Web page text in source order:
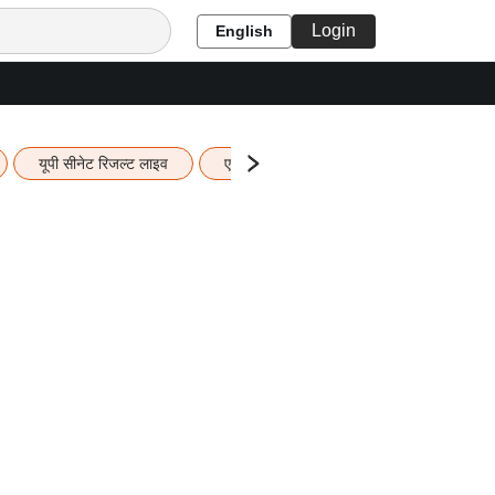
English Login
यूपी सीनेट रिजल्ट लाइव एचबीएसई 12वीं का रिजल्ट लाइव